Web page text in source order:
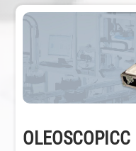
OLEOSCOPICC